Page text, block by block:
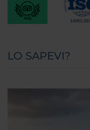
LO SAPEVI?